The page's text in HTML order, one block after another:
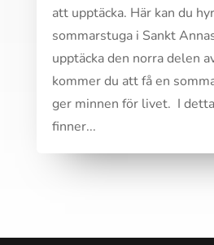
att upptäcka. Här kan du
sommarstuga i Sankt
upptäcka den norra delen
kommer du att få en
ger minnen för livet. I
finner...